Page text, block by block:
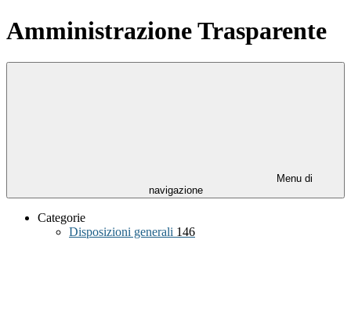
Amministrazione Trasparente
Menu di
navigazione
Categorie
Disposizioni generali 146